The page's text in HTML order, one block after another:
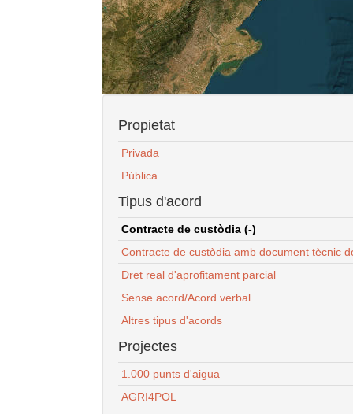
Propietat
Privada
Pública
Tipus d'acord
Contracte de custòdia (-)
Contracte de custòdia amb document tècnic
Dret real d'aprofitament parcial
Sense acord/Acord verbal
Altres tipus d'acords
Projectes
1.000 punts d'aigua
AGRI4POL